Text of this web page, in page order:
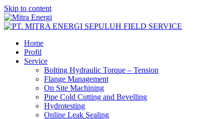
Skip to content
Home
Profil
Service
Bolting Hydraulic Torque – Tension
Flange Management
On Site Machining
Pipe Cold Cutting and Bevelling
Hydrotesting
Online Leak Sealing